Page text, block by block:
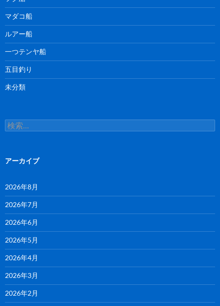
マダコ船
ルアー船
一つテンヤ船
五目釣り
未分類
検
索:
アーカイブ
2026年8月
2026年7月
2026年6月
2026年5月
2026年4月
2026年3月
2026年2月